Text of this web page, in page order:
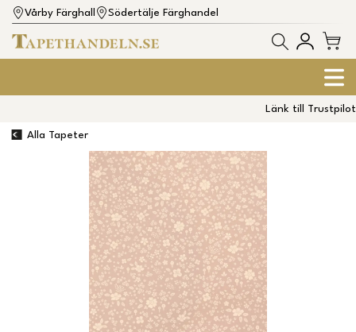
Vårby Färghall Södertälje Färghandel
Länk till Trustpilot
Alla Tapeter